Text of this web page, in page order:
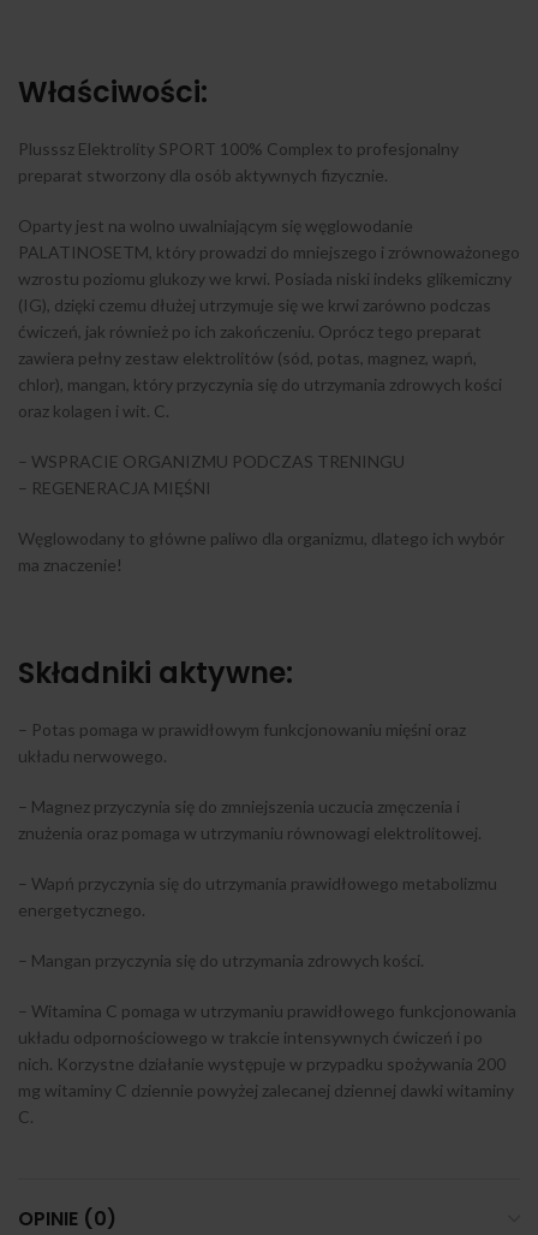
Właściwości:
Plusssz Elektrolity SPORT 100% Complex to profesjonalny
preparat stworzony dla osób aktywnych fizycznie.
Oparty jest na wolno uwalniającym się węglowodanie
PALATINOSETM, który prowadzi do mniejszego i zrównoważonego
wzrostu poziomu glukozy we krwi. Posiada niski indeks glikemiczny
(IG), dzięki czemu dłużej utrzymuje się we krwi zarówno podczas
ćwiczeń, jak również po ich zakończeniu. Oprócz tego preparat
zawiera pełny zestaw elektrolitów (sód, potas, magnez, wapń,
chlor), mangan, który przyczynia się do utrzymania zdrowych kości
oraz kolagen i wit. C.
– WSPRACIE ORGANIZMU PODCZAS TRENINGU
– REGENERACJA MIĘŚNI
Węglowodany to główne paliwo dla organizmu, dlatego ich wybór
ma znaczenie!
Składniki aktywne:
– Potas pomaga w prawidłowym funkcjonowaniu mięśni oraz
układu nerwowego.
– Magnez przyczynia się do zmniejszenia uczucia zmęczenia i
znużenia oraz pomaga w utrzymaniu równowagi elektrolitowej.
– Wapń przyczynia się do utrzymania prawidłowego metabolizmu
energetycznego.
– Mangan przyczynia się do utrzymania zdrowych kości.
– Witamina C pomaga w utrzymaniu prawidłowego funkcjonowania
układu odpornościowego w trakcie intensywnych ćwiczeń i po
nich. Korzystne działanie występuje w przypadku spożywania 200
mg witaminy C dziennie powyżej zalecanej dziennej dawki witaminy
C.
OPINIE (0)